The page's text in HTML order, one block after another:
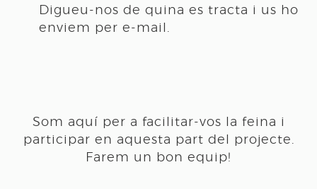
Digueu-nos de quina es tracta i us ho
enviem per e-mail.
Som aquí per a facilitar-vos la feina i
participar en aquesta part del projecte.
Farem un bon equip!